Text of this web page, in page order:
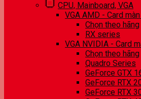
CPU, Mainboard, VGA
VGA AMD - Card
Chọn theo hãng
RX series
VGA NVIDIA - Card
Chọn theo hãng
Quadro Series
GeForce GTX
GeForce RTX
GeForce RTX